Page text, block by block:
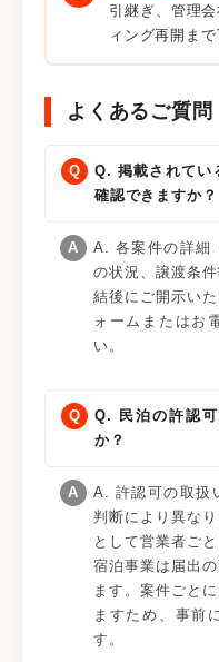
引継ぎ、管理
ィング再開ま
よくあるご質問
Q. 掲載されてい
確認できますか？
A. 各案件の詳細
の状況、譲渡条
結後にご開示い
ォームまたはお
い。
Q. 民泊の許認
か？
A. 許認可の取扱
判断により異な
として営業者ご
宿泊事業は届出
ます。案件ごと
ますため、事前
す。